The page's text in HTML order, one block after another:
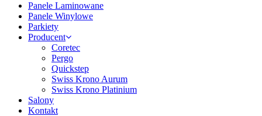
Panele Laminowane
Panele Winylowe
Parkiety
Producent
Coretec
Pergo
Quickstep
Swiss Krono Aurum
Swiss Krono Platinium
Salony
Kontakt